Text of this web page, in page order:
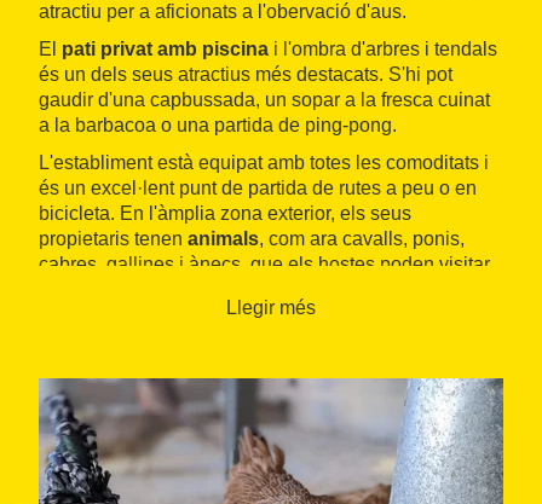
atractiu per a aficionats a l'obervació d'aus.
El pati privat amb piscina i l'ombra d'arbres i tendals
és un dels seus atractius més destacats. S'hi pot
gaudir d'una capbussada, un sopar a la fresca cuinat
a la barbacoa o una partida de ping-pong.
L'establiment està equipat amb totes les comoditats i
és un excel·lent punt de partida de rutes a peu o en
bicicleta. En l'àmplia zona exterior, els seus
propietaris tenen animals, com ara cavalls, ponis,
cabres, gallines i ànecs, que els hostes poden visitar.
Llegir més